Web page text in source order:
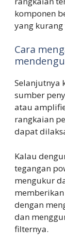
komponen
yang
Cara
Selanjutnya
sumber
atau
rangkaian
dapat
Kalau
tegangan
mengukur
dengan
dan
filternya.